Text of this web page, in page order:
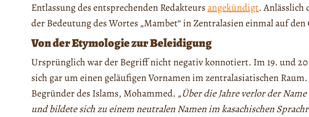
Entlassung des entsprechenden Redakteursangekündigt. Anlässlich
der Bedeutung des Wortes „Mambet“ in Zentralasien einmal auf
Von der Etymologie zur Beleidigung
Ursprünglich war der Begriff nicht negativ konnotiert. Im 19. und
sich gar um einen geläufigen Vornamen im zentralasiatischen
Begründer des Islams, Mohammed. „Über die Jahre verlor der
und bildete sich zu einem neutralen Namen im kasachischen